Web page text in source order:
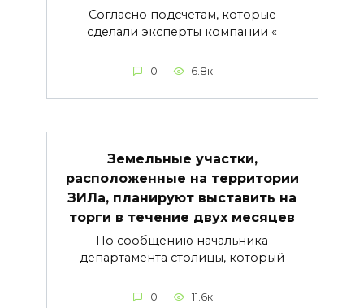
Согласно подсчетам, которые
сделали эксперты компании «
0 6.8к.
Земельные участки,
расположенные на территории
ЗИЛа, планируют выставить на
торги в течение двух месяцев
По сообщению начальника
департамента столицы, который
0 11.6к.